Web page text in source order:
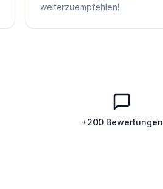
weiterzuempfehlen!
+200 Bewertungen